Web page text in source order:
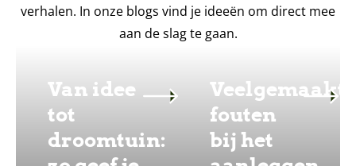
verhalen. In onze blogs vind je ideeën om direct mee
aan de slag te gaan.
Van idee
tot
droomtuin:
Veelgemaakte
fouten
bij het